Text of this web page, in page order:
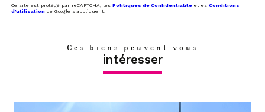
Ce site est protégé par reCAPTCHA, les Politiques de Confidentialité et es Conditions
d'utilisation de Google s'appliquent.
Ces biens peuvent vous
intéresser